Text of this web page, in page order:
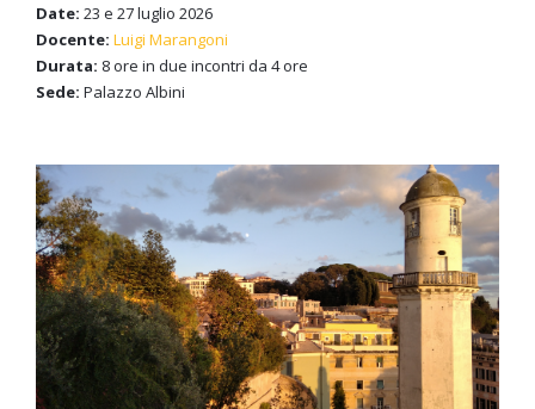
Date: 23 e 27 luglio 2026
Docente: Luigi Marangoni
Durata: 8 ore in due incontri da 4 ore
Sede: Palazzo Albini